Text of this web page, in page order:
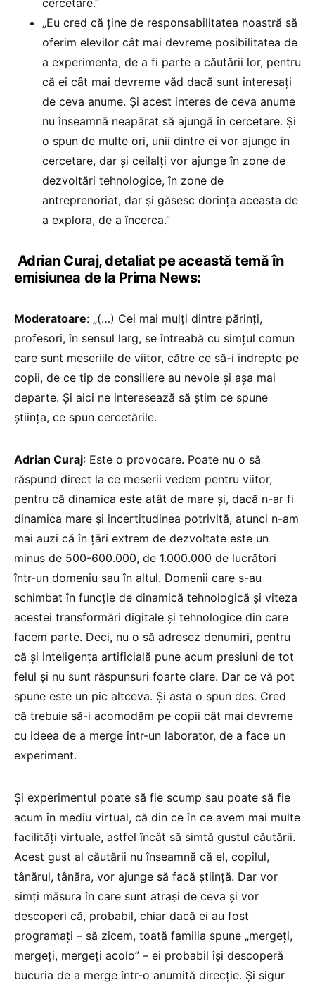
cercetare.”
„Eu cred că ține de responsabilitatea noastră să
oferim elevilor cât mai devreme posibilitatea de
a experimenta, de a fi parte a căutării lor, pentru
că ei cât mai devreme văd dacă sunt interesați
de ceva anume. Și acest interes de ceva anume
nu înseamnă neapărat să ajungă în cercetare. Și
o spun de multe ori, unii dintre ei vor ajunge în
cercetare, dar și ceilalți vor ajunge în zone de
dezvoltări tehnologice, în zone de
antreprenoriat, dar și găsesc dorința aceasta de
a explora, de a încerca.”
Adrian Curaj, detaliat pe această temă în
emisiunea de la Prima News:
Moderatoare: „(…) Cei mai mulți dintre părinți,
profesori, în sensul larg, se întreabă cu simțul comun
care sunt meseriile de viitor, către ce să-i îndrepte pe
copii, de ce tip de consiliere au nevoie și așa mai
departe. Și aici ne interesează să știm ce spune
știința, ce spun cercetările.
Adrian Curaj: Este o provocare. Poate nu o să
răspund direct la ce meserii vedem pentru viitor,
pentru că dinamica este atât de mare și, dacă n-ar fi
dinamica mare și incertitudinea potrivită, atunci n-am
mai auzi că în țări extrem de dezvoltate este un
minus de 500-600.000, de 1.000.000 de lucrători
într-un domeniu sau în altul. Domenii care s-au
schimbat în funcție de dinamică tehnologică și viteza
acestei transformări digitale și tehnologice din care
facem parte. Deci, nu o să adresez denumiri, pentru
că și inteligența artificială pune acum presiuni de tot
felul și nu sunt răspunsuri foarte clare. Dar ce vă pot
spune este un pic altceva. Și asta o spun des. Cred
că trebuie să-i acomodăm pe copii cât mai devreme
cu ideea de a merge într-un laborator, de a face un
experiment.
Și experimentul poate să fie scump sau poate să fie
acum în mediu virtual, că din ce în ce avem mai multe
facilități virtuale, astfel încât să simtă gustul căutării.
Acest gust al căutării nu înseamnă că el, copilul,
tânărul, tânăra, vor ajunge să facă știință. Dar vor
simți măsura în care sunt atrași de ceva și vor
descoperi că, probabil, chiar dacă ei au fost
programați – să zicem, toată familia spune „mergeți,
mergeți, mergeți acolo” – ei probabil își descoperă
bucuria de a merge într-o anumită direcție. Și sigur